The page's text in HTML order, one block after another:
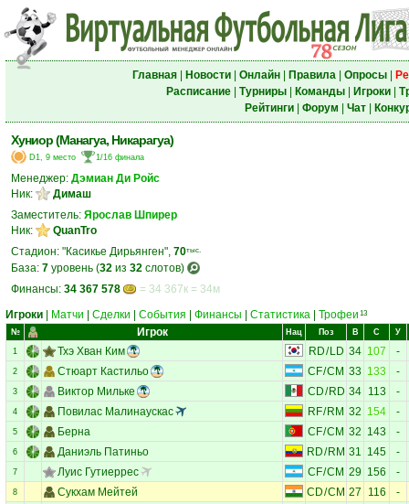
Главная| Новости| Онлайн| Правила| Опросы|
Расписание| Турниры| Команды| Игроки|
Рейтинги| Форум Чат|
Хуниор (Манагуа, Никарагуа)
D1, 9 место 1/16 финала
Менеджер: Дэмиан Ди Ройс
Ник:
Димаш
Заместитель: Ярослав Шпирер
Ник:
QuanTro
Стадион: "Касикье Дирьянген", 70тыс.
База: 7 уровень (32 из 32 слотов)
Финансы: 34 367 578
= 34 367к = 34м
Игроки
Матчи Сделки События Финансы Статистика Трофеи 13
№ Игрок Нац Поз В С У
1 Тхэ Хван Ким RD/LD 34 107 -
2 Стюарт Кастильо CF/CM 33 133 -
3 Виктор Мильке CD/RD 34 113 -
4 Повилас Малинаускас RF/ RM 32 154 -
5 Берна CF/CM 32 143 -
6 Даниэль Патиньо RD/ RM 31 145 -
7 Луис Гутиеррес CF/CM 29 156 -
8 Сукхам Мейтей CD/CM 27 116 -